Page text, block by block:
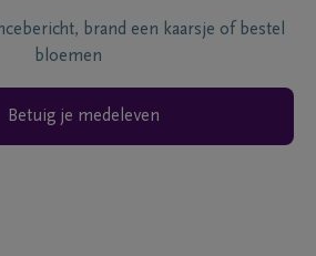
brand een kaarsje of bestel
bloemen
Betuig je medeleven